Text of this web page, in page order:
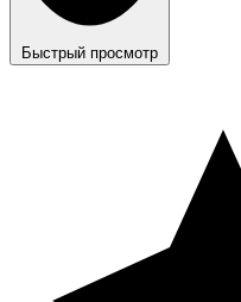
Быстрый просмотр